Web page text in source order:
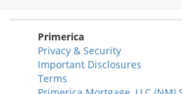
Primerica
Privacy & Security
Important Disclosures
Terms